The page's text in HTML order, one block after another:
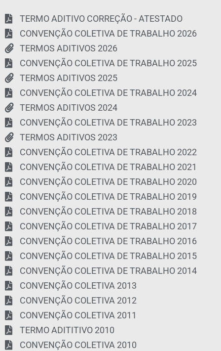
TERMO ADITIVO CORREÇÃO - ATESTADO
CONVENÇÃO COLETIVA DE TRABALHO 2026
TERMOS ADITIVOS 2026
CONVENÇÃO COLETIVA DE TRABALHO 2025
TERMOS ADITIVOS 2025
CONVENÇÃO COLETIVA DE TRABALHO 2024
TERMOS ADITIVOS 2024
CONVENÇÃO COLETIVA DE TRABALHO 2023
TERMOS ADITIVOS 2023
CONVENÇÃO COLETIVA DE TRABALHO 2022
CONVENÇÃO COLETIVA DE TRABALHO 2021
CONVENÇÃO COLETIVA DE TRABALHO 2020
CONVENÇÃO COLETIVA DE TRABALHO 2019
CONVENÇÃO COLETIVA DE TRABALHO 2018
CONVENÇÃO COLETIVA DE TRABALHO 2017
CONVENÇÃO COLETIVA DE TRABALHO 2016
CONVENÇÃO COLETIVA DE TRABALHO 2015
CONVENÇÃO COLETIVA DE TRABALHO 2014
CONVENÇÃO COLETIVA 2013
CONVENÇÃO COLETIVA 2012
CONVENÇÃO COLETIVA 2011
TERMO ADITITIVO 2010
CONVENÇÃO COLETIVA 2010